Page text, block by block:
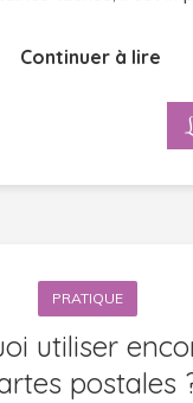
Continuer à lire
PRATIQUE
utiliser
postales